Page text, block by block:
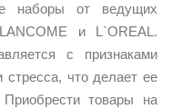
наборы от ведущих
и L`OREAL.
с признаками
что делает ее
товары на